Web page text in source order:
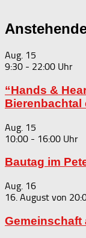
Aug. 15
9:30 - 22:00
“Hands &
Bierenbachtal
Aug. 15
10:00 - 16:00
Bautag im
Aug. 16
16. August von
Gemeinschaft